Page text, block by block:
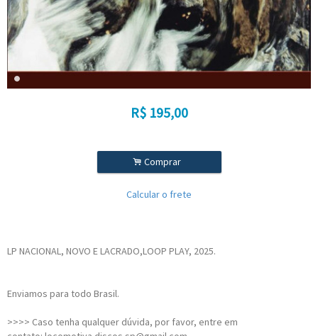
R$ 195,00
. Comprar
Calcular o frete
LP NACIONAL, NOVO E LACRADO,LOOP PLAY, 2025.
Enviamos para todo Brasil.
>>>> Caso tenha qualquer dúvida, por favor, entre em